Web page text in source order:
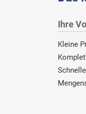
Ihre
Kleine